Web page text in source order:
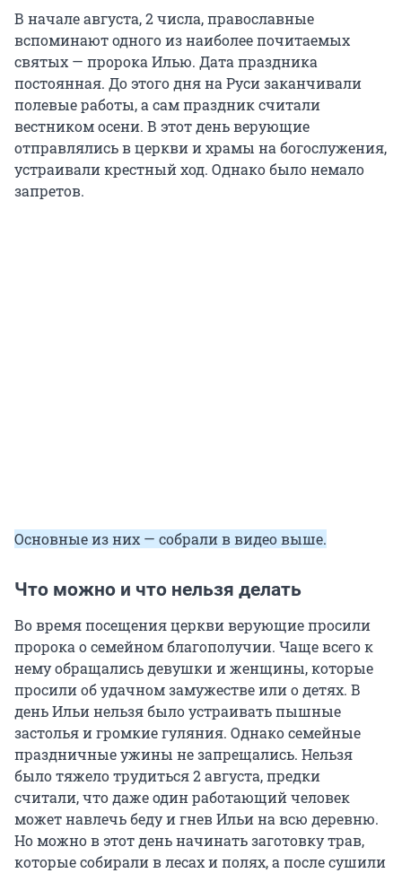
В начале августа, 2 числа, православные
вспоминают одного из наиболее почитаемых
святых — пророка Илью. Дата праздника
постоянная. До этого дня на Руси заканчивали
полевые работы, а сам праздник считали
вестником осени. В этот день верующие
отправлялись в церкви и храмы на богослужения,
устраивали крестный ход. Однако было немало
запретов.
Основные из них — собрали в видео выше.
Что можно и что нельзя делать
Во время посещения церкви верующие просили
пророка о семейном благополучии. Чаще всего к
нему обращались девушки и женщины, которые
просили об удачном замужестве или о детях. В
день Ильи нельзя было устраивать пышные
застолья и громкие гуляния. Однако семейные
праздничные ужины не запрещались. Нельзя
было тяжело трудиться 2 августа, предки
считали, что даже один работающий человек
может навлечь беду и гнев Ильи на всю деревню.
Но можно в этот день начинать заготовку трав,
которые собирали в лесах и полях, а после сушили